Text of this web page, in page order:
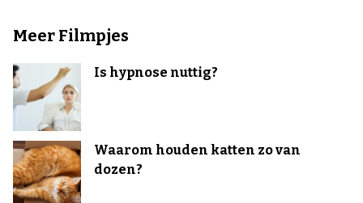
Meer Filmpjes
Is hypnose nuttig?
Waarom houden katten zo van
dozen?